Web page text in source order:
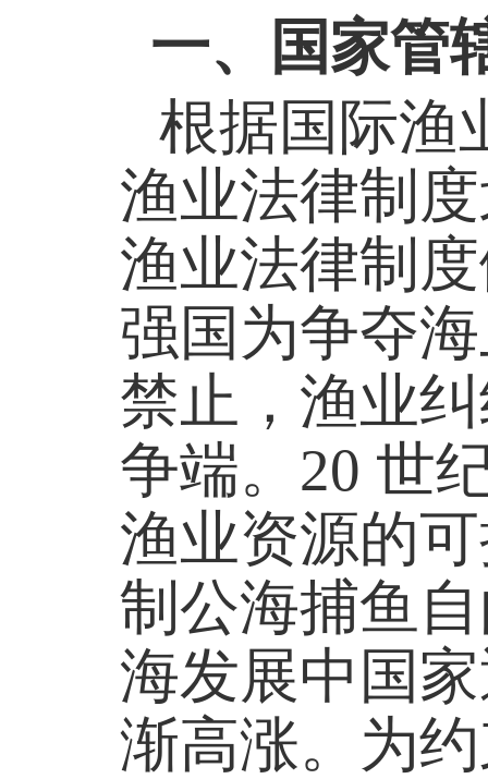
一、
国家管
根据国际渔
渔业法律制
渔业法律制
强国为争夺
禁止，渔业
争端。20 世
渔业资源的
制公海捕鱼
海发展中国
渐高涨。为